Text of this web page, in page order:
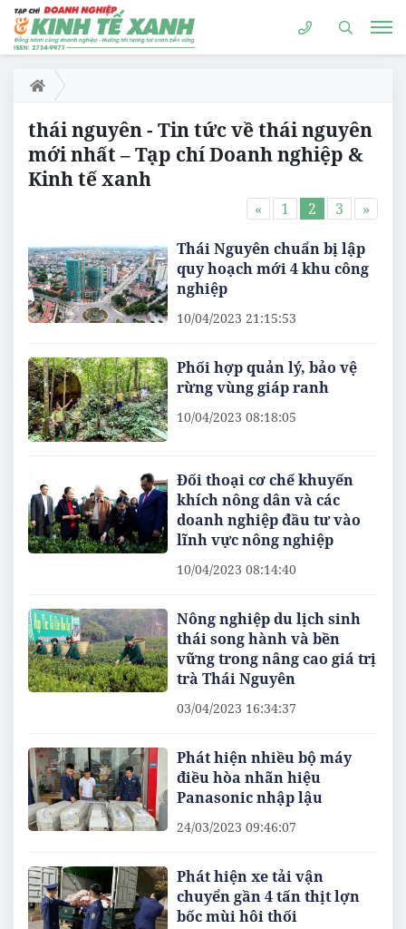
thái nguyên - Tin tức về thái nguyên
mới nhất – Tạp chí Doanh nghiệp &
Kinh tế xanh
« 1 2 3 »
Thái Nguyên chuẩn bị lập
quy hoạch mới 4 khu công
nghiệp
10/04/2023 21:15:53
Phối hợp quản lý, bảo vệ
rừng vùng giáp ranh
10/04/2023 08:18:05
Đối thoại cơ chế khuyến
khích nông dân và các
doanh nghiệp đầu tư vào
lĩnh vực nông nghiệp
10/04/2023 08:14:40
Nông nghiệp du lịch sinh
thái song hành và bền
vững trong nâng cao giá trị
trà Thái Nguyên
03/04/2023 16:34:37
Phát hiện nhiều bộ máy
điều hòa nhãn hiệu
Panasonic nhập lậu
24/03/2023 09:46:07
Phát hiện xe tải vận
chuyển gần 4 tấn thịt lợn
bốc mùi hôi thối